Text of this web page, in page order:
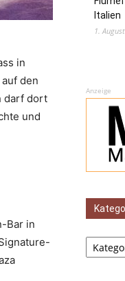
in
den
darf dort
und
Bar in
Italien
1.
Anzeige